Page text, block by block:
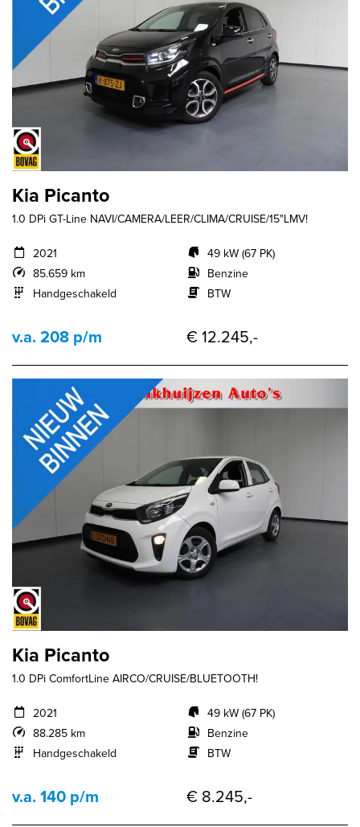
Kia Picanto
1.0 DPi GT-Line NAVI/CAMERA/LEER/CLIMA/CRUISE/15"LMV!
2021
85.659 km
Handgeschakeld
49 kW (67 PK)
Benzine
BTW
v.a. 208 p/m € 12.245,-
Kia Picanto
1.0 DPi ComfortLine AIRCO/CRUISE/BLUETOOTH!
2021
88.285 km
Handgeschakeld
49 kW (67 PK)
Benzine
BTW
v.a. 140 p/m € 8.245,-